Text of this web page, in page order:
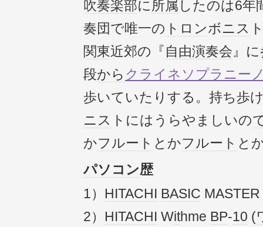
吹奏楽部に所属 したのは6年
奏団で唯一の トロンボニス
関東近郊の『自由演奏会』
段から クライネソプラニー
歩いていたりする。持ち歩
ニス トにはうらやましいの
かフルート とかフルート と
パソコン歴
1） HITACHI BASIC
2） HITACHI Withme BP-10 (